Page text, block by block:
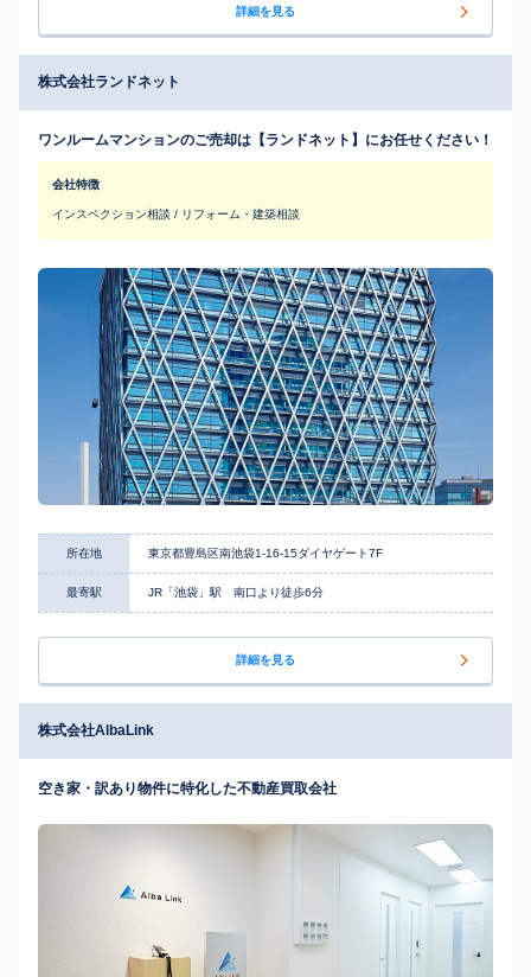
詳細を見る
株式会社ランドネット
ワンルームマンションのご売却は【ランドネット】にお任せください！
会社特徴
インスペクション相談 / リフォーム・建築相談
所在地 東京都豊島区南池袋1-16-15ダイヤゲート7F
最寄駅 JR「池袋」駅 南口より徒歩6分
詳細を見る
株式会社AlbaLink
空き家・訳あり物件に特化した不動産買取会社